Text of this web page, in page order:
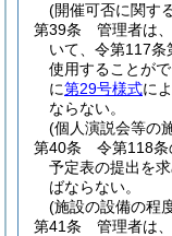
(開催可否に関す
第39条
管理者は、
いて、令第117条
使用することが
に第29号様式に
ならない。
(個人演説会等の
第40条
令第118条
予定表の提出を求
ばならない。
(施設の設備の程
第41条
管理者は